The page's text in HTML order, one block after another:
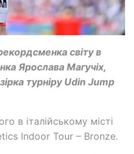
світу в
Ярослава Магучіх,
турніру Udin Jump
в італійському місті
Indoor Tour – Bronze.